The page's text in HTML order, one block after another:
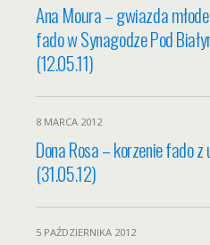
Ana Moura – gwiazda
fado w Synagodze Pod
(12.05.11)
8 MARCA 2012
Dona Rosa – korzenie fado z
(31.05.12)
5 PAŹDZIERNIKA 2012